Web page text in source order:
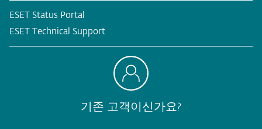
ESET Status Portal
ESET Technical Support
기존 고객이신가요?